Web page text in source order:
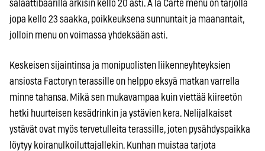
salaattibaarilla arkisin kello 20 asti. A la Carte menu on tarjolla
jopa kello 23 saakka, poikkeuksena sunnuntait ja maanantait,
jolloin menu on voimassa yhdeksään asti.
Keskeisen sijaintinsa ja monipuolisten liikenneyhteyksien
ansiosta Factoryn terassille on helppo eksyä matkan varrella
minne tahansa. Mikä sen mukavampaa kuin viettää kiireetön
hetki huurteisen kesädrinkin ja ystävien kera. Nelijalkaiset
ystävät ovat myös tervetulleita terassille, joten pysähdyspaikka
löytyy koiranulkoiluttajallekin. Kunhan muistaa tarjota